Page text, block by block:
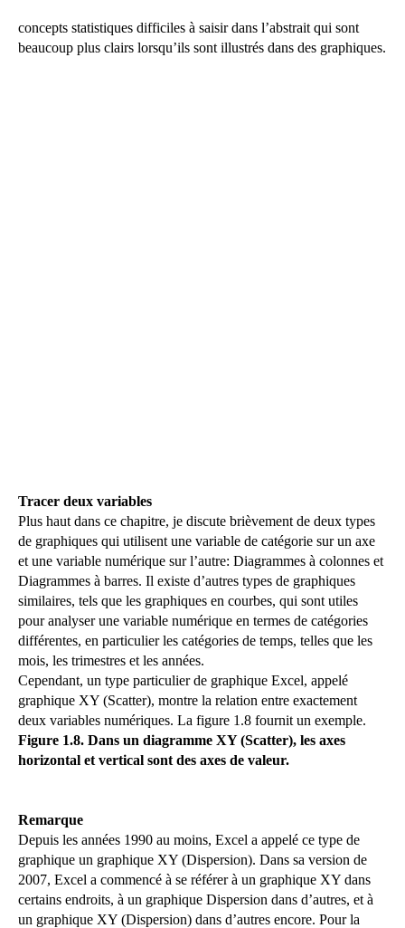
concepts statistiques difficiles à saisir dans l’abstrait qui sont
beaucoup plus clairs lorsqu’ils sont illustrés dans des graphiques.
Tracer deux variables
Plus haut dans ce chapitre, je discute brièvement de deux types
de graphiques qui utilisent une variable de catégorie sur un axe
et une variable numérique sur l’autre: Diagrammes à colonnes et
Diagrammes à barres. Il existe d’autres types de graphiques
similaires, tels que les graphiques en courbes, qui sont utiles
pour analyser une variable numérique en termes de catégories
différentes, en particulier les catégories de temps, telles que les
mois, les trimestres et les années.
Cependant, un type particulier de graphique Excel, appelé
graphique XY (Scatter), montre la relation entre exactement
deux variables numériques. La figure 1.8 fournit un exemple.
Figure 1.8. Dans un diagramme XY (Scatter), les axes
horizontal et vertical sont des axes de valeur.
Remarque
Depuis les années 1990 au moins, Excel a appelé ce type de
graphique un graphique XY (Dispersion). Dans sa version de
2007, Excel a commencé à se référer à un graphique XY dans
certains endroits, à un graphique Dispersion dans d’autres, et à
un graphique XY (Dispersion) dans d’autres encore. Pour la